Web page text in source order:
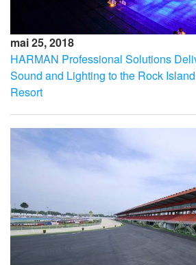
mai 25, 2018
HARMAN Professional Solutions
Sound and Lighting to the Rock
Resort